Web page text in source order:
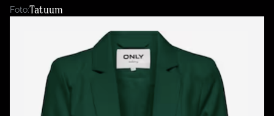
Foto:Tatuum